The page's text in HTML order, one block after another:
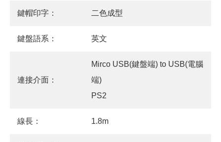
鍵帽印字： 二色成型
鍵盤語系： 英文
連接介面：
Mirco USB(鍵盤端) to USB(電腦
端)
PS2
線長： 1.8m